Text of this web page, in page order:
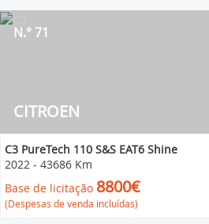
CITROEN
N.° 71
C3 PureTech 110 S&S EAT6 Shine
2022 - 43686 Km
Base de licitação 8800€
(Despesas de venda incluídas)